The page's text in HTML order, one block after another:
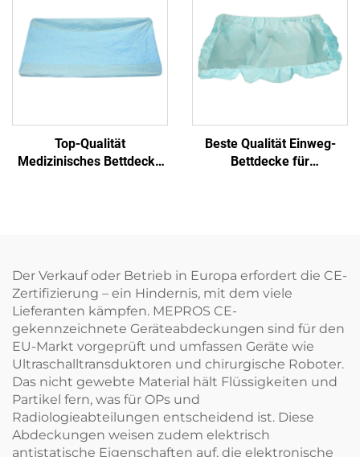
Top-Qualität
Medizinisches Bettdecke
Beste Qualität Einweg-
Bettdecke für
Der Verkauf oder Betrieb in Europa erfordert die CE-
Zertifizierung – ein Hindernis, mit dem viele
Lieferanten kämpfen. MEPROS CE-
gekennzeichnete Geräteabdeckungen sind für den
EU-Markt vorgeprüft und umfassen Geräte wie
Ultraschalltransduktoren und chirurgische Roboter.
Das nicht gewebte Material hält Flüssigkeiten und
Partikel fern, was für OPs und
Radiologieabteilungen entscheidend ist. Diese
Abdeckungen weisen zudem elektrisch
antistatische Eigenschaften auf, die elektronische